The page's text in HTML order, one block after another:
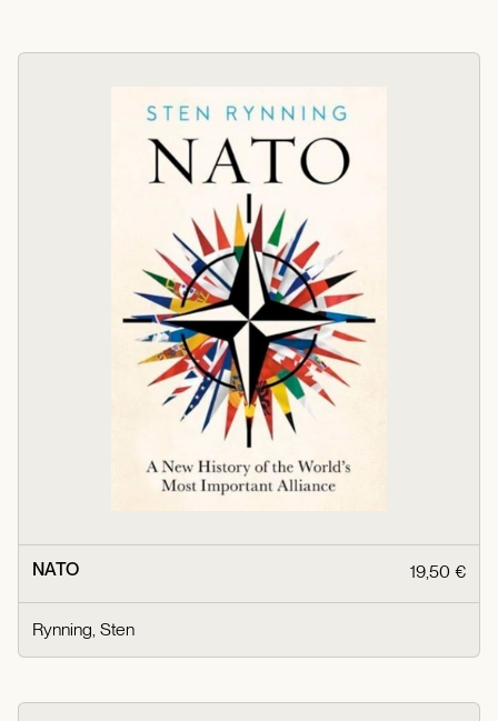
NATO 19,50 €
Rynning, Sten